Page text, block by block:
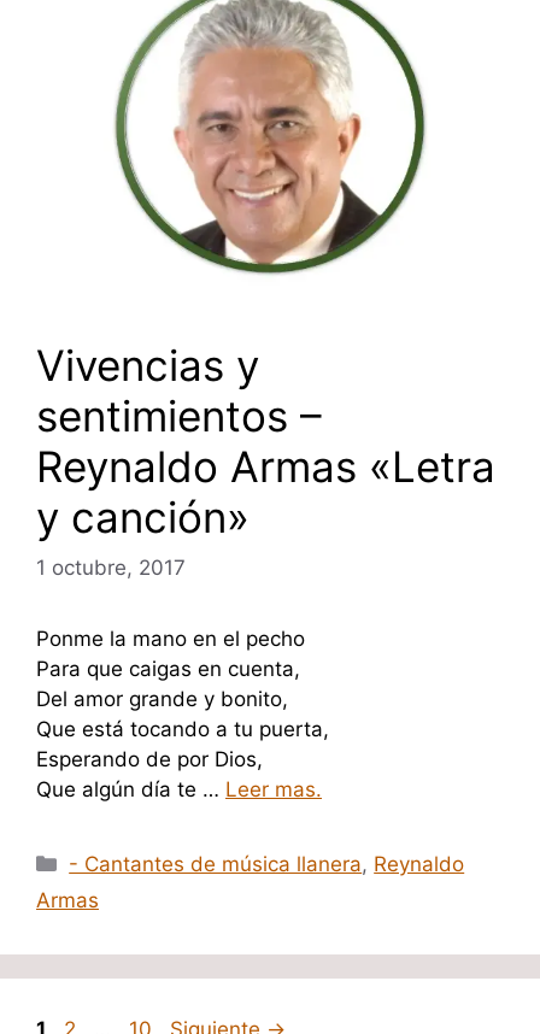
Vivencias y
sentimientos –
Reynaldo Armas «Letra
y canción»
1 octubre, 2017
Ponme la mano en el pecho
Para que caigas en cuenta,
Del amor grande y bonito,
Que está tocando a tu puerta,
Esperando de por Dios,
Que algún día te … Leer mas.
Categorías
- Cantantes de música llanera, Reynaldo
Armas
Página
1 Página
2 Página
10 Siguiente →